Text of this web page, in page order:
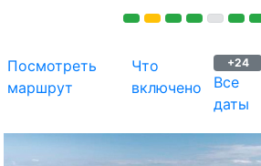
Посмотреть
маршрут
Что
включено
+24
Все
даты